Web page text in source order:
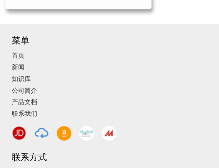
菜单
首页
新闻
知识库
公司简介
产品文档
联系我们
联系方式